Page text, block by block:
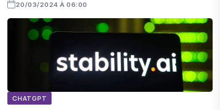
20/03/2024 À 06:00
CHATGPT